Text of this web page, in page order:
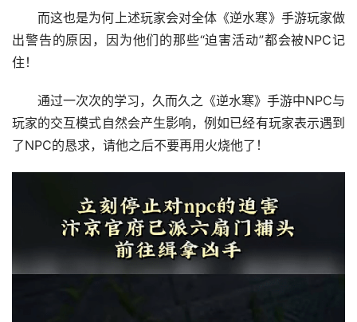
而这也是为何上述玩家会对全体《逆水寒》手游玩家做
出警告的原因，因为他们的那些“迫害活动”都会被NPC记
住！
通过一次次的学习，久而久之《逆水寒》手游中NPC与
玩家的交互模式自然会产生影响，例如已经有玩家表示遇到
了NPC的恳求，请他之后不要再用火烧他了！